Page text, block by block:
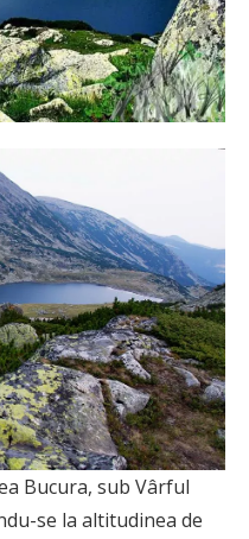
Bucura, sub Vârful
se la altitudinea de